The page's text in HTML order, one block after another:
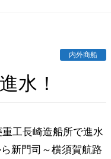
内外商船
水！
工長崎造船所で進水
新門司～横須賀航路